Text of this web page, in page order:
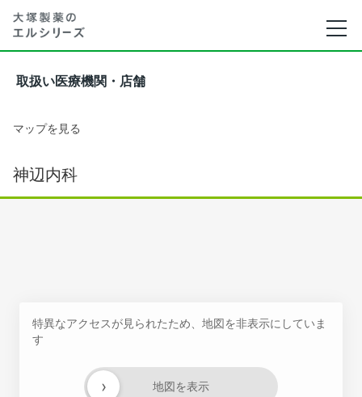
取扱い医療機関・店舗
マップを見る
神辺内科
特異なアクセスが見られたため、地図を非表示にしていま
す
地図を表示
›